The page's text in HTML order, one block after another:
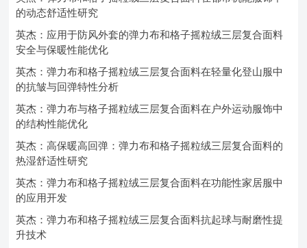
的动态舒适性研究
英杰：应用于防风外套的弹力布和格子摇粒绒三层复合面料
安全与保暖性能优化
英杰：弹力布和格子摇粒绒三层复合面料在轻量化登山服中
的抗皱与回弹特性分析
英杰：弹力布与格子摇粒绒三层复合面料在户外运动服饰中
的结构性能优化
英杰：高保暖高回弹：弹力布和格子摇粒绒三层复合面料的
热湿舒适性研究
英杰：弹力布和格子摇粒绒三层复合面料在功能性家居服中
的应用开发
英杰：弹力布和格子摇粒绒三层复合面料抗起球与耐磨性提
升技术